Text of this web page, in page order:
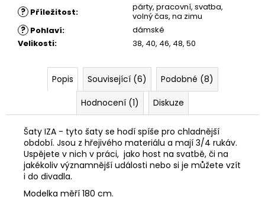
? Příležitost:
párty, pracovní, svatba,
volný čas, na zimu
? Pohlaví:
dámské
Velikosti: 38, 40, 46, 48, 50
Popis Související (6)
Podobné (8)
Hodnocení (1)
Diskuze
Šaty IZA - tyto šaty se hodí spíše pro chladnější
období. Jsou z hřejivého materiálu a mají 3/4 rukáv.
Uspějete v nich v práci, jako host na svatbě, či na
jakékoliv významnější události nebo si je můžete vzít
i do divadla.
Modelka měří 180 cm.